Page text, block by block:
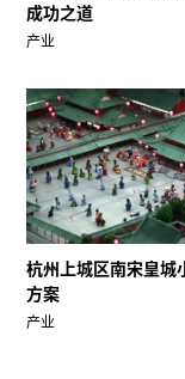
成功之道
产业
杭州上城区南宋皇城
方案
产业